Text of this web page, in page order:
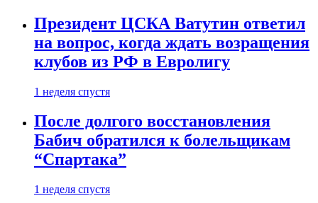
Президент ЦСКА Ватутин ответил
на вопрос, когда ждать возращения
клубов из РФ в Евролигу
1 неделя спустя
После долгого восстановления
Бабич обратился к болельщикам
“Спартака”
1 неделя спустя